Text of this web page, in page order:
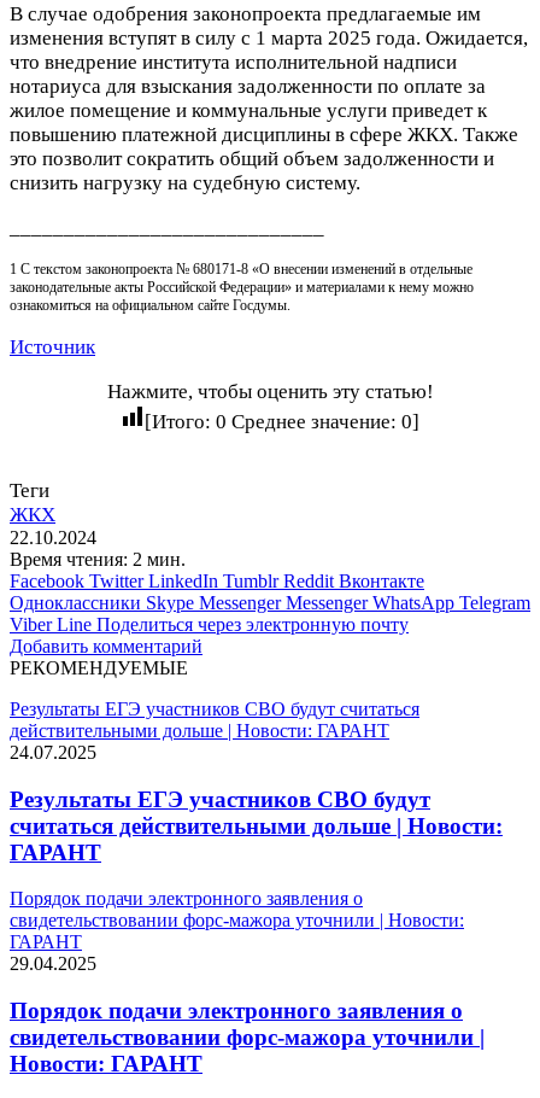
В случае одобрения законопроекта предлагаемые им
изменения вступят в силу с 1 марта 2025 года. Ожидается,
что внедрение института исполнительной надписи
нотариуса для взыскания задолженности по оплате за
жилое помещение и коммунальные услуги приведет к
повышению платежной дисциплины в сфере ЖКХ. Также
это позволит сократить общий объем задолженности и
снизить нагрузку на судебную систему.
1 С текстом законопроекта № 680171-8 «О внесении изменений в отдельные
законодательные акты Российской Федерации» и материалами к нему можно
ознакомиться на официальном сайте Госдумы.
Источник
Нажмите, чтобы оценить эту статью!
[Итого: 0 Среднее значение: 0]
Теги
ЖКХ
22.10.2024
Время чтения: 2 мин.
Facebook Twitter LinkedIn Tumblr Reddit Вконтакте
Одноклассники Skype Messenger Messenger WhatsApp Telegram
Viber Line Поделиться через электронную почту
Добавить комментарий
РЕКОМЕНДУЕМЫЕ
Результаты ЕГЭ участников СВО будут считаться
действительными дольше | Новости: ГАРАНТ
24.07.2025
Результаты ЕГЭ участников СВО будут
считаться действительными дольше | Новости:
ГАРАНТ
Порядок подачи электронного заявления о
свидетельствовании форс-мажора уточнили | Новости:
ГАРАНТ
29.04.2025
Порядок подачи электронного заявления о
свидетельствовании форс-мажора уточнили |
Новости: ГАРАНТ